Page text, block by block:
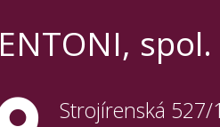
ENTONI,
Strojírenská 527/1